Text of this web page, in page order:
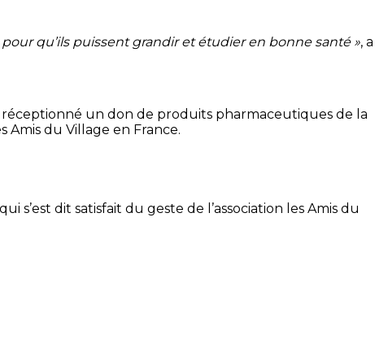
qu’ils puissent grandir et étudier en bonne santé », a
réceptionné un don de produits pharmaceutiques de la
Amis du Village en France.
s’est dit satisfait du geste de l’association les Amis du